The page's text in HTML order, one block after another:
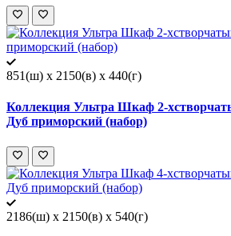
851(ш) x 2150(в) x 440(г)
Коллекция Ультра Шкаф 2-
Дуб приморский (набор)
2186(ш) x 2150(в) x 540(г)